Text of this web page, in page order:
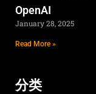
OpenAI
January 28, 2025
Read More »
分类